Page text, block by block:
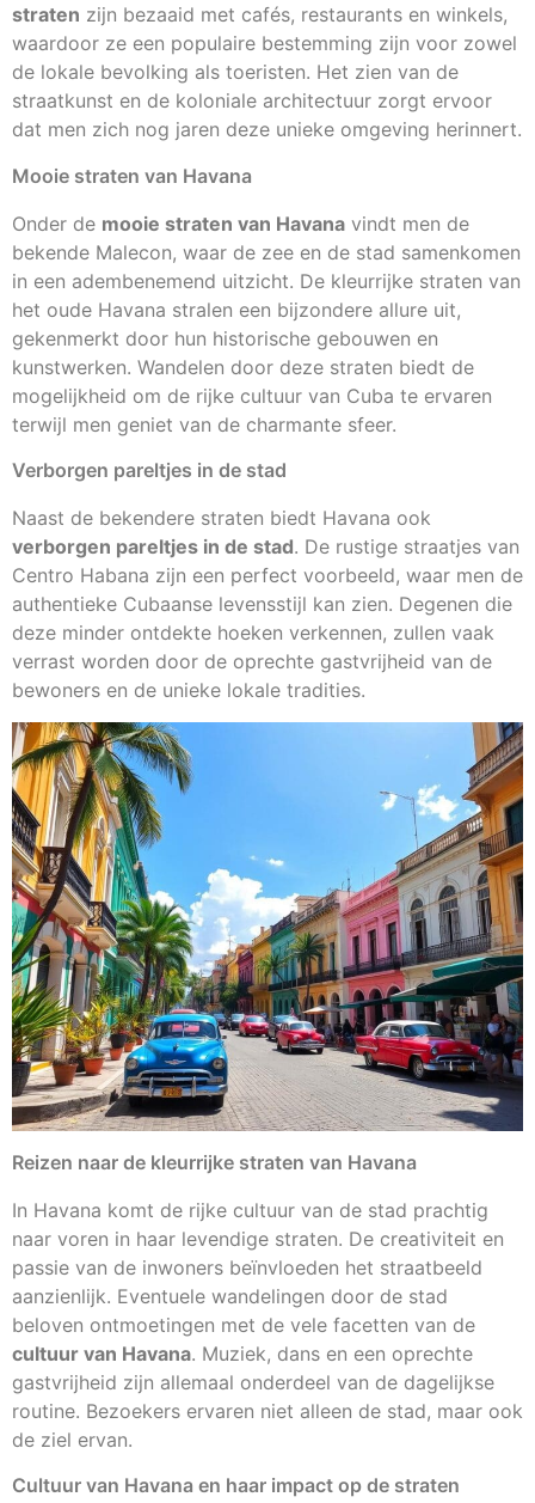
straten zijn bezaaid met cafés, restaurants en winkels,
waardoor ze een populaire bestemming zijn voor zowel
de lokale bevolking als toeristen. Het zien van de
straatkunst en de koloniale architectuur zorgt ervoor
dat men zich nog jaren deze unieke omgeving herinnert.
Mooie straten van Havana
Onder de mooie straten van Havana vindt men de
bekende Malecon, waar de zee en de stad samenkomen
in een adembenemend uitzicht. De kleurrijke straten van
het oude Havana stralen een bijzondere allure uit,
gekenmerkt door hun historische gebouwen en
kunstwerken. Wandelen door deze straten biedt de
mogelijkheid om de rijke cultuur van Cuba te ervaren
terwijl men geniet van de charmante sfeer.
Verborgen pareltjes in de stad
Naast de bekendere straten biedt Havana ook
verborgen pareltjes in de stad. De rustige straatjes van
Centro Habana zijn een perfect voorbeeld, waar men de
authentieke Cubaanse levensstijl kan zien. Degenen die
deze minder ontdekte hoeken verkennen, zullen vaak
verrast worden door de oprechte gastvrijheid van de
bewoners en de unieke lokale tradities.
Reizen naar de kleurrijke straten van Havana
In Havana komt de rijke cultuur van de stad prachtig
naar voren in haar levendige straten. De creativiteit en
passie van de inwoners beïnvloeden het straatbeeld
aanzienlijk. Eventuele wandelingen door de stad
beloven ontmoetingen met de vele facetten van de
cultuur van Havana. Muziek, dans en een oprechte
gastvrijheid zijn allemaal onderdeel van de dagelijkse
routine. Bezoekers ervaren niet alleen de stad, maar ook
de ziel ervan.
Cultuur van Havana en haar impact op de straten